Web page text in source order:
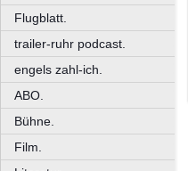
Flugblatt.
trailer-ruhr podcast.
engels zahl-ich.
ABO.
Bühne.
Film.